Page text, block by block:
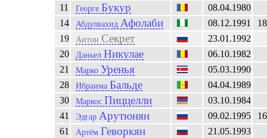
11 Георге Букур
08.04.1980
14
Абдулвахид Афолаби 08.12.1991
19
Антон Секрет
23.01.1992
20
Даньел Никулае
06.10.1982
21
Марко Уренья
05.03.1990
28
Ибраима Бальде
04.04.1989
30
Маркос Пиццелли
03.10.1984
41
Эдгар Арутюнян 09.02.1995
61
Артём Геворкян
21.05.1993